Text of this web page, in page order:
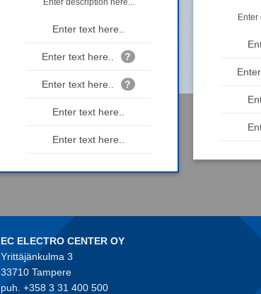
Enter text here..
Enter text here.. ?
Enter text here.. ?
Enter text here..
Enter text here..
EC ELECTRO CENTER OY
Yrittäjänkulma 3
33710 Tampere
puh. +358 3 31 400 500